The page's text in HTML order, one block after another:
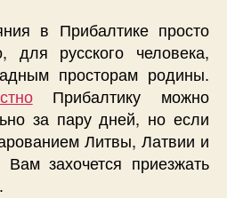
в Прибалтике просто
для русского человека,
просторам родины.
Прибалтику можно
за пару дней, но если
Литвы, Латвии и
захочется приезжать